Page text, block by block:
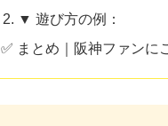
▼ 遊び方の例：
✅ まとめ｜阪神ファンに